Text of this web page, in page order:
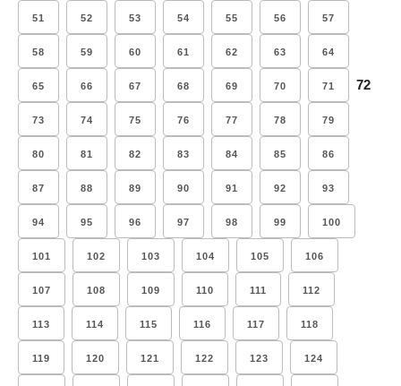
51 52 53 54 55 56 57
58 59 60 61 62 63 64
65 66 67 68 69 70 71 72
73 74 75 76 77 78 79
80 81 82 83 84 85 86
87 88 89 90 91 92 93
94 95 96 97 98 99 100
101 102 103 104 105 106
107 108 109 110 111 112
113 114 115 116 117 118
119 120 121 122 123 124